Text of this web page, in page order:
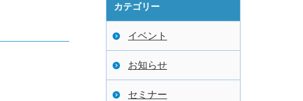
カテゴリー
イベント
お知らせ
セミナー